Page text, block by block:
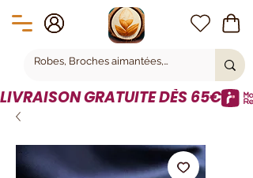
LIVRAISON GRATUITE DÈS 65€